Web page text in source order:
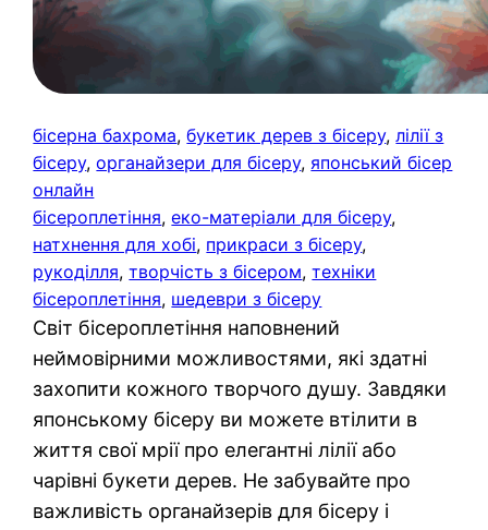
бісерна бахрома, букетик дерев з бісеру, лілії з
бісеру, органайзери для бісеру, японський бісер
онлайн
бісероплетіння, еко-матеріали для бісеру
натхнення для хобі, прикраси з бісеру
рукоділля, творчість з бісером, техніки
бісероплетіння, шедеври з бісеру
Світ бісероплетіння наповнений
неймовірними можливостями, які здатні
захопити кожного творчого душу. Завдяки
японському бісеру ви можете втілити в
життя свої мрії про елегантні лілії або
чарівні букети дерев. Не забувайте про
важливість органайзерів для бісеру і